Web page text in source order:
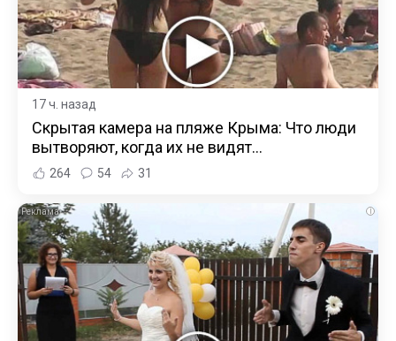
17 ч. назад
Скрытая камера на пляже Крыма: Что люди
вытворяют, когда их не видят...
264 54 31
i